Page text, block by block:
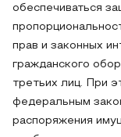
обеспечиваться
прав и законных
гражданского
третьих лиц. При
федеральным
распоряжения